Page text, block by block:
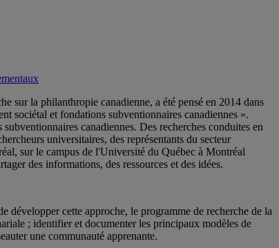
sur la philanthropie canadienne, a été pensé en 2014 dans
sociétal et fondations subventionnaires canadiennes ».
canadiennes. Des recherches conduites en
universitaires, des représentants du secteur
sur le campus de l'Université du Québec à Montréal
des informations, des ressources et des idées.
développer cette approche, le programme de recherche de la
; identifier et documenter les principaux modèles de
une communauté apprenante.